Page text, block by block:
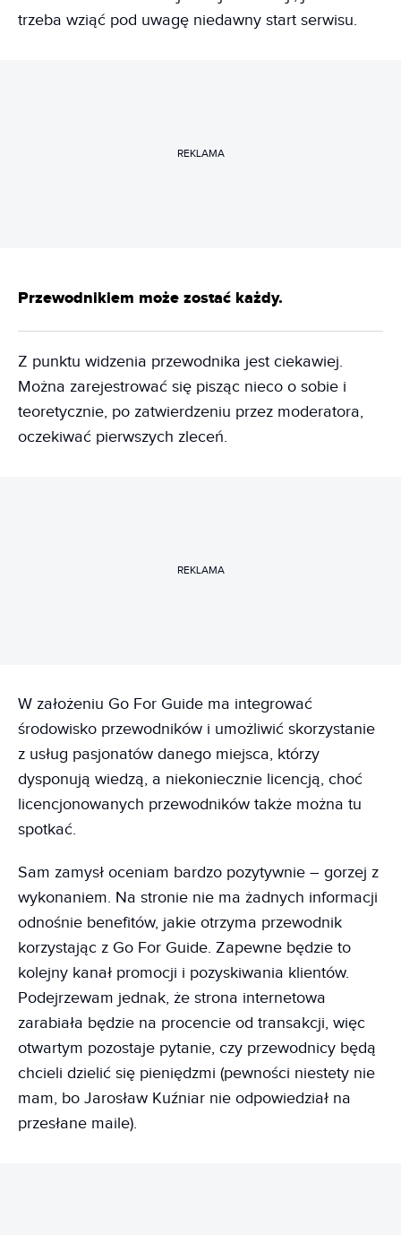
trzeba wziąć pod uwagę niedawny start serwisu.
REKLAMA
Przewodnikiem może zostać każdy.
Z punktu widzenia przewodnika jest ciekawiej.
Można zarejestrować się pisząc nieco o sobie i
teoretycznie, po zatwierdzeniu przez moderatora,
oczekiwać pierwszych zleceń.
REKLAMA
W założeniu Go For Guide ma integrować
środowisko przewodników i umożliwić skorzystanie
z usług pasjonatów danego miejsca, którzy
dysponują wiedzą, a niekoniecznie licencją, choć
licencjonowanych przewodników także można tu
spotkać.
Sam zamysł oceniam bardzo pozytywnie – gorzej z
wykonaniem. Na stronie nie ma żadnych informacji
odnośnie benefitów, jakie otrzyma przewodnik
korzystając z Go For Guide. Zapewne będzie to
kolejny kanał promocji i pozyskiwania klientów.
Podejrzewam jednak, że strona internetowa
zarabiała będzie na procencie od transakcji, więc
otwartym pozostaje pytanie, czy przewodnicy będą
chcieli dzielić się pieniędzmi (pewności niestety nie
mam, bo Jarosław Kuźniar nie odpowiedział na
przesłane maile).